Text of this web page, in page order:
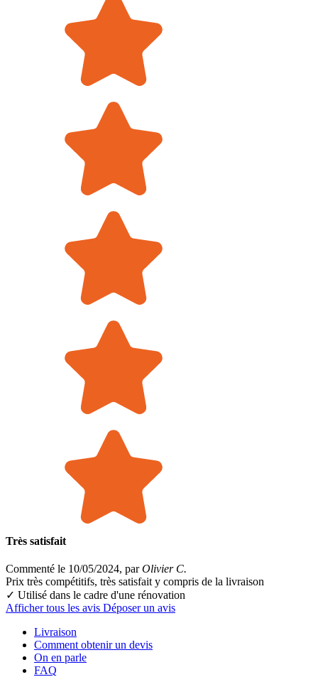
Très satisfait
Commenté le 10/05/2024, parOlivier C.
Prix très compétitifs, très satisfait y compris de la livraison
✓ Utilisé dans le cadre d'une rénovation
Afficher tous les avis Déposer un avis
Livraison
Comment obtenir un devis
On en parle
FAQ